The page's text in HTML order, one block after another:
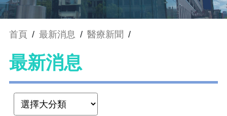
首頁 / 最新消息 / 醫療新聞 /
最新消息